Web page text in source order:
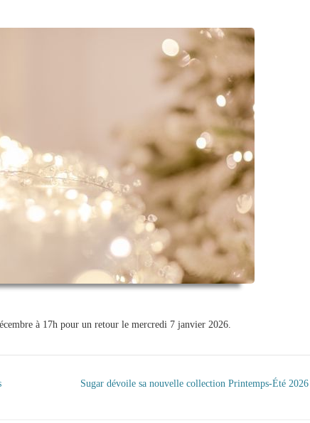
à 17h pour un retour le mercredi 7 janvier 2026.
LES ARTICLES
Sugar dévoile sa nouvelle collection Printemps-Été 2026